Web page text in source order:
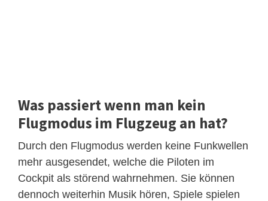
Was passiert wenn man kein
Flugmodus im Flugzeug an hat?
Durch den Flugmodus werden keine Funkwellen
mehr ausgesendet, welche die Piloten im
Cockpit als störend wahrnehmen. Sie können
dennoch weiterhin Musik hören, Spiele spielen